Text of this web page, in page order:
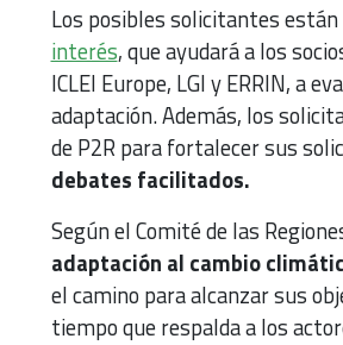
Los posibles solicitantes
interés, que ayudará a los
ICLEI Europe, LGI y ERRIN, a
adaptación. Además, los
de P2R para fortalecer sus
debates facilitados.
Según el Comité de las
adaptación al cambio
el camino para alcanzar sus
tiempo que respalda a los